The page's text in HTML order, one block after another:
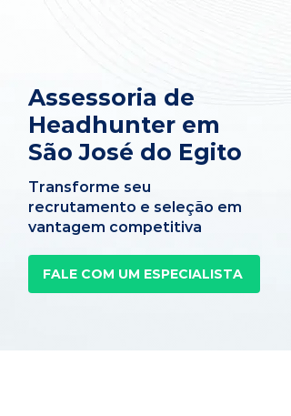
Assessoria de
Headhunter em
São José do Egito
Transforme seu
recrutamento e seleção em
vantagem competitiva
FALE COM UM ESPECIALISTA